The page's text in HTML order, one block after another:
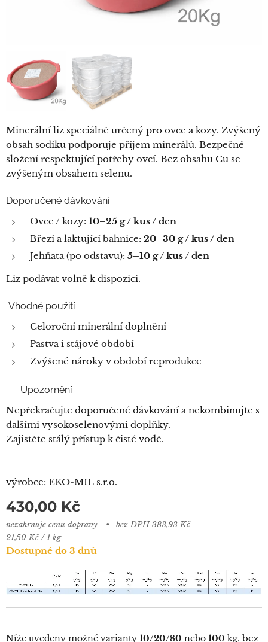
Minerální liz speciálně určený pro ovce a kozy. Zvýšený
obsah sodíku podporuje příjem minerálů. Bezpečné
složení respektující potřeby ovcí. Bez obsahu Cu se
zvýšeným obsahem selenu.
Doporučené dávkování
Ovce / kozy: 10–25 g / kus / den
Březí a laktující bahnice: 20–30 g / kus / den
Jehňata (po odstavu): 5–10 g / kus / den
Liz podávat volně k dispozici.
Vhodné použití
Celoroční minerální doplnění
Pastva i stájové období
Zvýšené nároky v období reprodukce
⚠️ Upozornění
Nepřekračujte doporučené dávkování a nekombinujte s
dalšími vysokoselenovými doplňky.
Zajistěte stálý přístup k čisté vodě.
výrobce: EKO-MIL s.r.o.
430,00 Kč
nezahrnuje cenu dopravy
bez DPH 383,93 Kč
21,50 Kč / 1 kg
Dostupné do 3 dnů
Níže uvedeny možné varianty 10/20/80 nebo 100 kg, bez